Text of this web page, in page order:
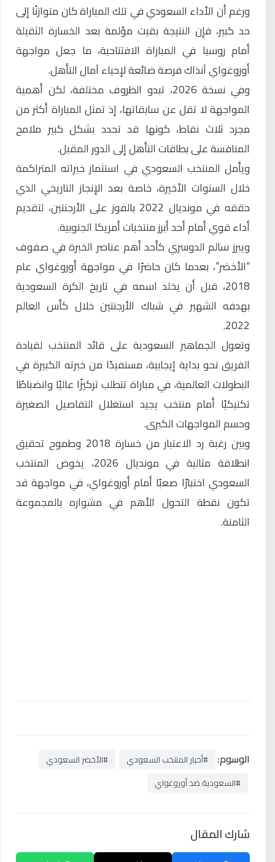
ورغم أن الأداء السعودي في تلك المباراة كان متوازنًا إلى
حد كبير، فإن النتيجة بقيت مؤلمة بعد الخسارة الثقيلة
أمام روسيا في المباراة الافتتاحية، ما جعل مواجهة
أوروغواي آنذاك فرصة ضائعة لإحياء آمال التأهل.
وفي نسخة 2026، تبدو الظروف مختلفة، لكن أهمية
المواجهة لا تقل عن سابقاتها، إذ تمثل المباراة أكثر من
مجرد ثلاث نقاط، كونها قد تحدد بشكل كبير ملامح
المنافسة على بطاقات التأهل إلى الدور المقبل.
ويأمل المنتخب السعودي في استثمار خبراته المتراكمة
خلال السنوات الأخيرة، خاصة بعد الإنجاز التاريخي الذي
حققه في مونديال 2022 بالفوز على الأرجنتين، لتقديم
أداء قوي أمام أحد أبرز منتخبات أمريكا الجنوبية.
ويبرز سالم الدوسري كأحد أهم عناصر الخبرة في صفوف
“الأخضر”، بعدما كان حاضرًا في مواجهة أوروغواي عام
2018، قبل أن يخلد اسمه في تاريخ الكرة السعودية
بهدفه الشهير في شباك الأرجنتين خلال كأس العالم
2022.
وتعول الجماهير السعودية على قائد المنتخب لقيادة
الفريق نحو بداية إيجابية، مستفيدًا من خبرته الكبيرة في
البطولات العالمية، في مباراة تتطلب تركيزًا عاليًا وانضباطًا
تكتيكيًا أمام منتخب يجيد استغلال التفاصيل الصغيرة
وحسم المواجهات الكبرى.
وبين رغبة رد الاعتبار من خسارة 2018 وطموح تحقيق
انطلاقة مثالية في مونديال 2026، يخوض المنتخب
السعودي اختبارًا صعبًا أمام أوروغواي، في مواجهة قد
تكون نقطة التحول الأهم في مشواره بالمجموعة
الثامنة.
الوسوم: #أخبار المنتخب السعودي
#الأخضر السعودي
#السعودية ضد أوروغواي
شارك المقال